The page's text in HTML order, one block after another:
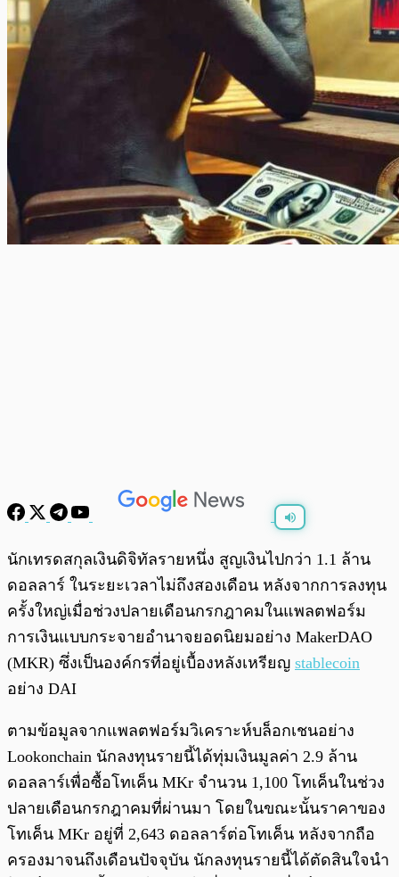
0:00 0:00
นักเทรดสกุลเงินดิจิทัลรายหนึ่ง สูญเงินไปกว่า 1.1 ล้าน
ดอลลาร์ ในระยะเวลาไม่ถึงสองเดือน หลังจากการลงทุน
ครั้งใหญ่เมื่อช่วงปลายเดือนกรกฎาคมในแพลตฟอร์ม
การเงินแบบกระจายอำนาจยอดนิยมอย่าง MakerDAO
(MKR) ซึ่งเป็นองค์กรที่อยู่เบื้องหลังเหรียญ stablecoin
อย่าง DAI
ตามข้อมูลจากแพลตฟอร์มวิเคราะห์บล็อกเชนอย่าง
Lookonchain นักลงทุนรายนี้ได้ทุ่มเงินมูลค่า 2.9 ล้าน
ดอลลาร์เพื่อซื้อโทเค็น MKr จำนวน 1,100 โทเค็นในช่วง
ปลายเดือนกรกฎาคมที่ผ่านมา โดยในขณะนั้นราคาของ
โทเค็น MKr อยู่ที่ 2,643 ดอลลาร์ต่อโทเค็น หลังจากถือ
ครองมาจนถึงเดือนปัจจุบัน นักลงทุนรายนี้ได้ตัดสินใจนำ